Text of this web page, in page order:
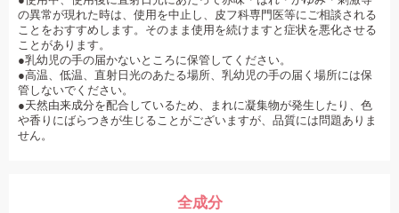
の異常が現れた時は、使用を中止し、皮フ科専門医等にご相談される
ことをおすすめします。そのまま使用を続けますと症状を悪化させる
ことがあります。
●乳幼児の手の届かないところに保管してください。
●高温、低温、直射日光のあたる場所、乳幼児の手の届く場所には保
管しないでください。
●天然由来成分を配合しているため、まれに凝集物が発生したり、色
や香りにばらつきが生じることがございますが、品質には問題ありま
せん。
全成分